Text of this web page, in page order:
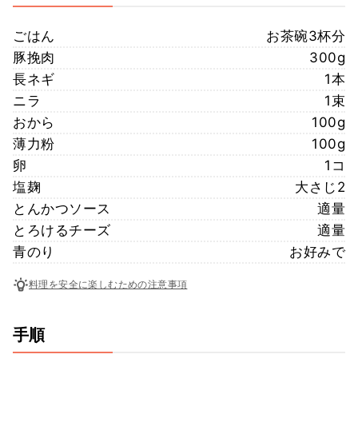
ごはん
お茶碗3杯分
豚挽肉
300g
長ネギ
1本
ニラ
1束
おから
100g
薄力粉
100g
卵
1コ
塩麹
大さじ2
とんかつソース
適量
とろけるチーズ
適量
青のり
お好みで
料理を安全に楽しむための注意事項
手順